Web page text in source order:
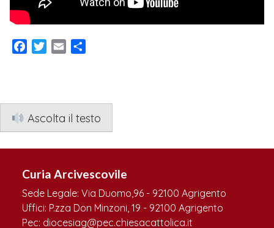
Facebook
TwitterEmail
Ascolta il testo
Curia Arcivescovile
Sede Legale: Via Duomo,96 - 92100 Agrigento
Uffici: P.zza Don Minzoni, 19 - 92100 Agrigento
Pec: diocesiag@pec.chiesacattolica.it